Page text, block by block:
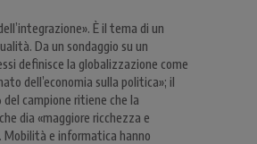
È il tema di un
Da un sondaggio su un
definisce la globalizzazione come
dell’economia sulla politica»; il
campione ritiene che la
dia «maggiore ricchezza e
Mobilità e informatica hanno